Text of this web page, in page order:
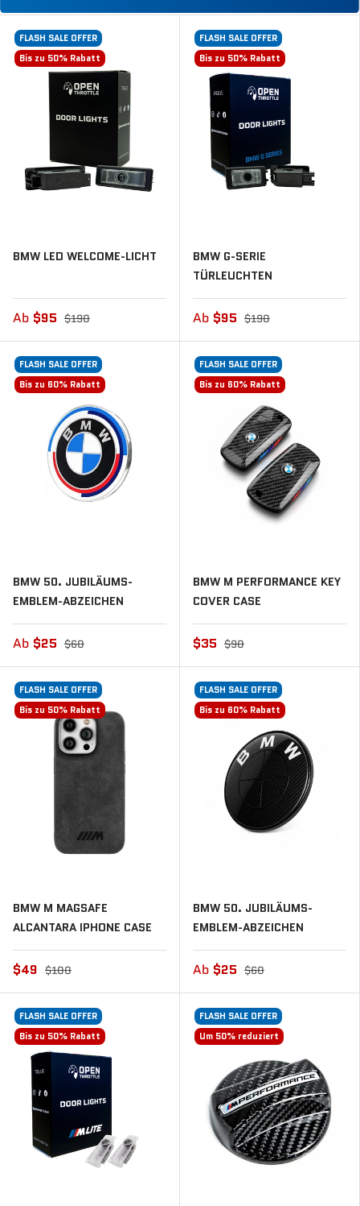
FLASH SALE OFFER
Bis zu 50% Rabatt
BMW LED WELCOME-LICHT
Ab $95 $190
FLASH SALE OFFER
Bis zu 50% Rabatt
BMW G-SERIE
TÜRLEUCHTEN
Ab $95 $190
FLASH SALE OFFER
Bis zu 60% Rabatt
BMW 50. JUBILÄUMS-
EMBLEM-ABZEICHEN
Ab $25 $60
FLASH SALE OFFER
Bis zu 60% Rabatt
BMW M PERFORMANCE KEY
COVER CASE
$35 $90
FLASH SALE OFFER
Bis zu 50% Rabatt
BMW M MAGSAFE
ALCANTARA IPHONE CASE
$49 $100
FLASH SALE OFFER
Bis zu 60% Rabatt
BMW 50. JUBILÄUMS-
EMBLEM-ABZEICHEN
Ab $25 $60
FLASH SALE OFFER
Bis zu 50% Rabatt
FLASH SALE OFFER
Um 50% reduziert